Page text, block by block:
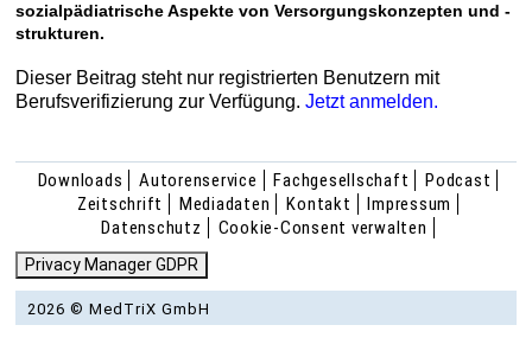
sozialpädiatrische Aspekte von Versorgungskonzepten und -
strukturen.
Dieser Beitrag steht nur registrierten Benutzern mit
Berufsverifizierung zur Verfügung.Jetzt anmelden.
Downloads Autorenservice Fachgesellschaft
Podcast
Zeitschrift
Mediadaten Kontakt
Impressum
Datenschutz
Cookie-Consent verwalten
Privacy Manager GDPR
2026 © MedTriX GmbH